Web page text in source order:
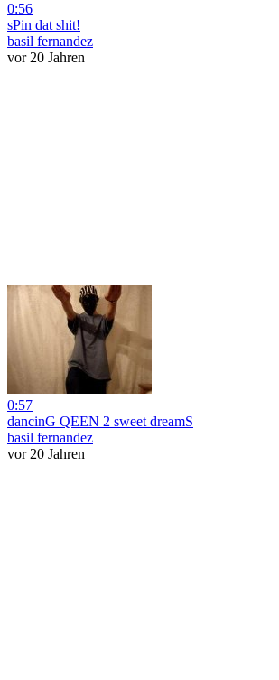
0:56
sPin dat shit!
basil fernandez
vor 20 Jahren
0:57
dancinG QEEN 2 sweet dreamS
basil fernandez
vor 20 Jahren